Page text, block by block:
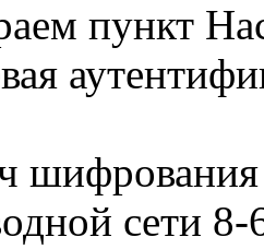
пункт
сети